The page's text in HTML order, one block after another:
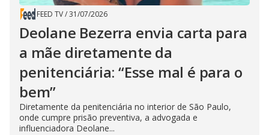
FEED TV/31/07/2026
Deolane Bezerra envia carta para
a mãe diretamente da
penitenciária: “Esse mal é para o
bem”
Diretamente da penitenciária no interior de São Paulo,
onde cumpre prisão preventiva, a advogada e
influenciadora Deolane...